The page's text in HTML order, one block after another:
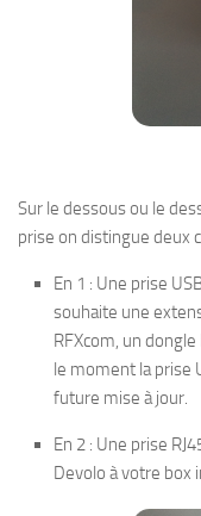
Sur le dessous ou le
prise on distingue deux
En 1 : Une prise
souhaite une
RFXcom, un
le moment la prise
future mise à jour.
En 2 : Une prise
Devolo à votre box